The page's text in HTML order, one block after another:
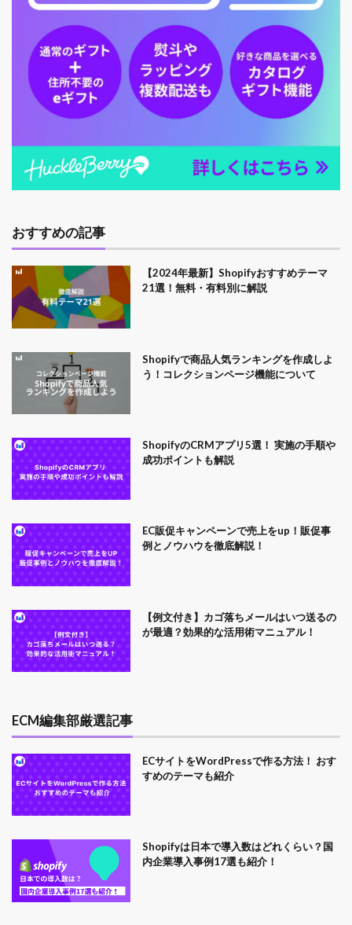
おすすめの記事
【2024年最新】Shopifyおすすめテーマ
21選！無料・有料別に解説
Shopifyで商品人気ランキングを作成しよ
う！コレクションページ機能について
ShopifyのCRMアプリ5選！ 実施の手順や
成功ポイントも解説
EC販促キャンペーンで売上をup！販促事
例とノウハウを徹底解説！
【例文付き】カゴ落ちメールはいつ送るの
が最適？効果的な活用術マニュアル！
ECM編集部厳選記事
ECサイトをWordPressで作る方法！ おす
すめのテーマも紹介
Shopifyは日本で導入数はどれくらい？国
内企業導入事例17選も紹介！